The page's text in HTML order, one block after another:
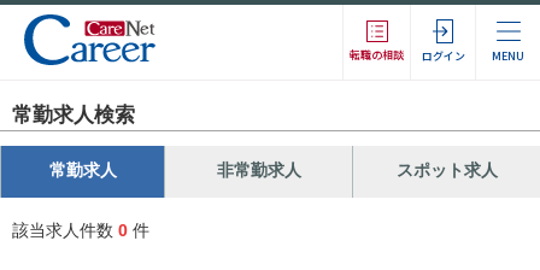
転職の相談 ログイン MENU
常勤求人検索
常勤求人 非常勤求人 スポット求人
該当求人件数 0 件